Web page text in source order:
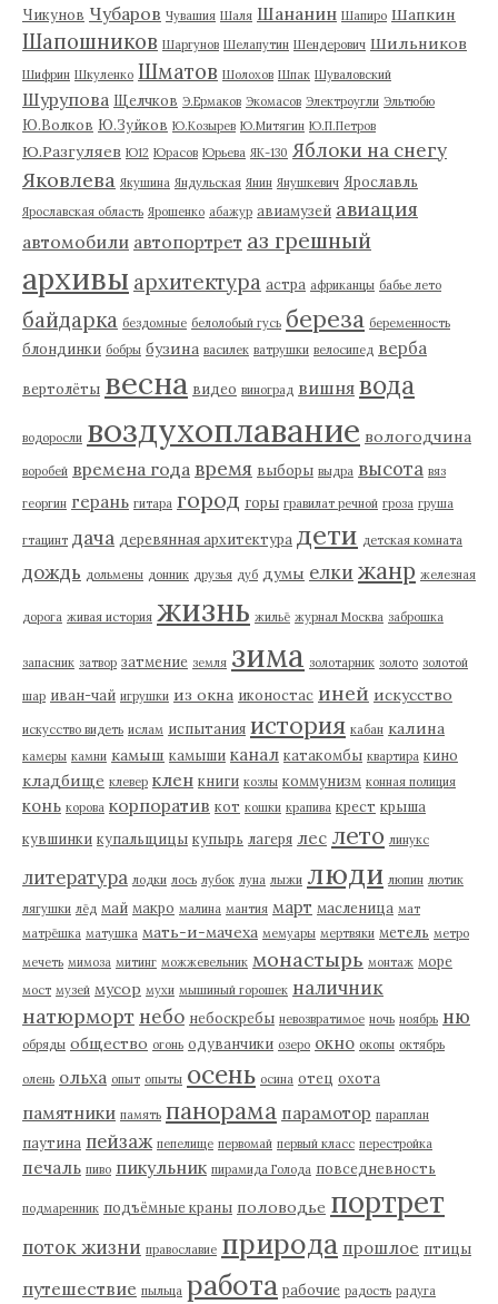
Чикунов Чубаров Чувашия Шаля Шананин Шапиро Шапкин
Шапошников Шаргунов Шелапутин Шендерович Шильников
Шифрин Шкуленко Шматов Шолохов Шпак Шуваловский
Шурупова Щелчков Э.Ермаков Экомасов Электроугли Эльтюбю
Ю.Волков Ю.Зуйков Ю.Козырев Ю.Митягин Ю.П.Петров
Ю.Разгуляев Ю12 Юрасов Юрьева ЯК-130 Яблоки на снегу
Яковлева Якушина Яндульская Янин Янушкевич Ярославль
Ярославская область Ярошенко абажур авиамузей авиация
автомобили автопортрет аз грешный
архивы архитектура астра африканцы бабье лето
байдарка бездомные белолобый гусь береза беременность
блондинки бобры бузина василек ватрушки велосипед верба
вертолёты весна видео виноград вишня вода
водоросли воздухоплавание вологодчина
воробей времена года время выборы выдра высота вяз
георгин герань гитара город горы гравилат речной гроза груша
гтацинт дача деревянная архитектура дети детская комната
дождь дольмены донник друзья дуб думы елки жанр железная
дорога живая история жизнь жильё журнал Москва заброшка
запасник затвор затмение земля зима золотарник золото золотой
шар иван-чай игрушки из окна иконостас иней искусство
искусство видеть ислам испытания история кабан калина
камеры камни камыш камыши канал катакомбы квартира кино
кладбище клевер клен книги козлы коммунизм конная полиция
конь корова корпоратив кот кошки крапива крест крыша
кувшинки купальщицы купырь лагеря лес лето линукс
литература лодки лось лубок луна лыжи люди люпин лютик
лягушки лёд май макро малина мантия март масленица мат
матрёшка матушка мать-и-мачеха мемуары мертвяки метель метро
мечеть мимоза митинг можжевельник монастырь монтаж море
мост музей мусор мухи мышиный горошек наличник
натюрморт небо небоскребы невозвратимое ночь ноябрь ню
обряды общество огонь одуванчики озеро окно окопы октябрь
олень ольха опыт опыты осень осина отец охота
памятники память панорама парамотор параплан
паутина пейзаж пепелище первомай первый класс перестройка
печаль пиво пикульник пирамида Голода повседневность
подмаренник подъёмные краны половодье портрет
поток жизни православие природа прошлое птицы
путешествие пыльца работа рабочие радость радуга